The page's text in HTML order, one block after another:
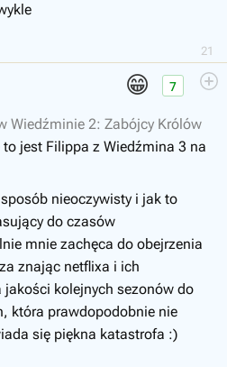
21
😁 7
Wiedźminie 2: Zabójcy Królów
jest Filippa z Wiedźmina 3 na
nieoczywisty i jak to
do czasów
mnie zachęca do obejrzenia
znając netflixa i ich
kolejnych sezonów do
która prawdopodobnie nie
się piękna katastrofa :)